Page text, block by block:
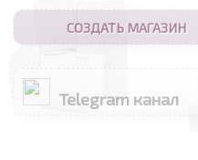
СОЗДАТЬ МАГАЗИН
Telegram канал